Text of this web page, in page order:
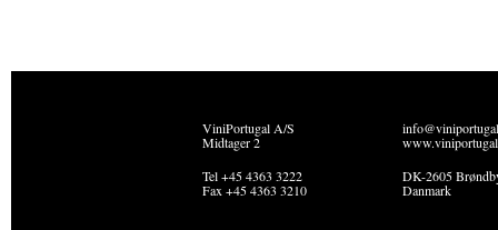
ViniPortugal A/S
Midtager 2
Tel +45 4363 3222
Fax +45 4363 3210
DK-2605
Danmark